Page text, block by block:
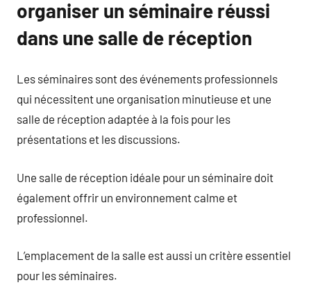
organiser un séminaire réussi
dans une salle de réception
Les séminaires sont des événements professionnels
qui nécessitent une organisation minutieuse et une
salle de réception adaptée à la fois pour les
présentations et les discussions.
Une salle de réception idéale pour un séminaire doit
également offrir un environnement calme et
professionnel.
L’emplacement de la salle est aussi un critère essentiel
pour les séminaires.